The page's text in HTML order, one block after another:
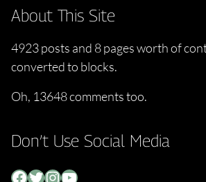
About This Site
4923 posts and 8 pages worth of
converted to blocks.
Oh, 13648 comments too.
Don’t Use Social Media
Facebook Twitter InstagramYouTube